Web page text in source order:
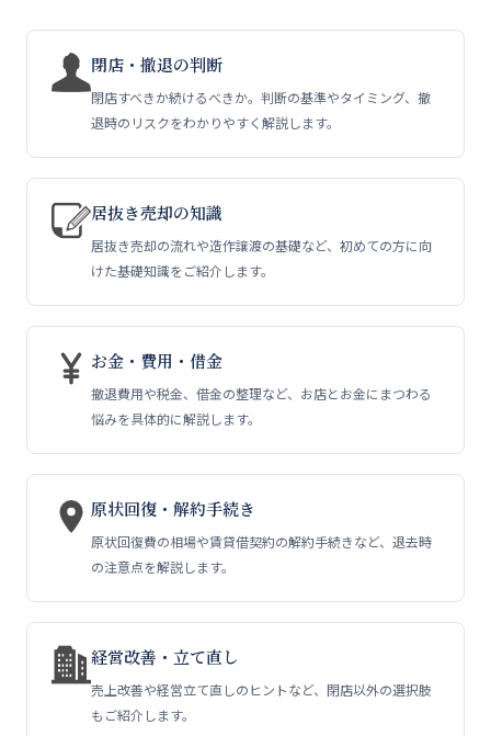
ジ
送
り
閉店・撤退の判断
閉店すべきか続けるべきか。判断の基準やタイミング、撤
退時のリスクをわかりやすく解説します。
居抜き売却の知識
居抜き売却の流れや造作譲渡の基礎など、初めての方に向
けた基礎知識をご紹介します。
お金・費用・借金
撤退費用や税金、借金の整理など、お店とお金にまつわる
悩みを具体的に解説します。
原状回復・解約手続き
原状回復費の相場や賃貸借契約の解約手続きなど、退去時
の注意点を解説します。
経営改善・立て直し
売上改善や経営立て直しのヒントなど、閉店以外の選択肢
もご紹介します。